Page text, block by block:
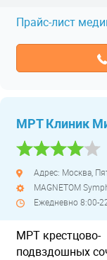
Прайс-лист
МРТ Клиник
Адрес: Москва,
Ежедневно 8:00-
МРТ крестцово-
подвздошных